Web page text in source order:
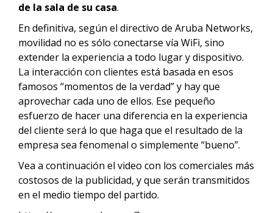
de la sala de su casa.
En definitiva, según el directivo de Aruba Networks,
movilidad no es sólo conectarse vía WiFi, sino
extender la experiencia a todo lugar y dispositivo.
La interacción con clientes está basada en esos
famosos “momentos de la verdad” y hay que
aprovechar cada uno de ellos. Ese pequeño
esfuerzo de hacer una diferencia en la experiencia
del cliente será lo que haga que el resultado de la
empresa sea fenomenal o simplemente “bueno”.
Vea a continuación el video con los comerciales más
costosos de la publicidad, y que serán transmitidos
en el medio tiempo del partido.